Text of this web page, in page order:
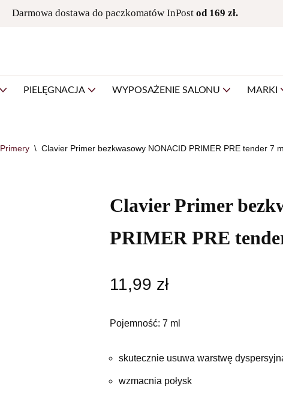
Darmowa dostawa do paczkomatów InPost od 169 zł.
PIELĘGNACJA WYPOSAŻENIE SALONU MARKI
Primery \ Clavier Primer bezkwasowy NONACID PRIMER PRE tender 7
Clavier Primer
PRIMER PRE
11,99 zł
Pojemność: 7 ml
skutecznie usuwa warstwę
wzmacnia połysk